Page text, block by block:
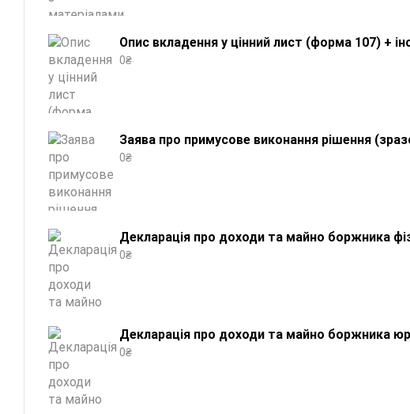
Опис вкладення у цінний лист (форма 107) +
0₴
Заява про примусове виконання рішення
0₴
Декларація про доходи та майно боржника
0₴
Декларація про доходи та майно боржника
0₴